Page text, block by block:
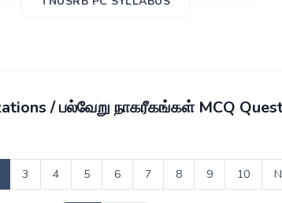
/ பல்வேறு நாகரீகங்கள் MCQ
3 4 5 6 7 8 9 10